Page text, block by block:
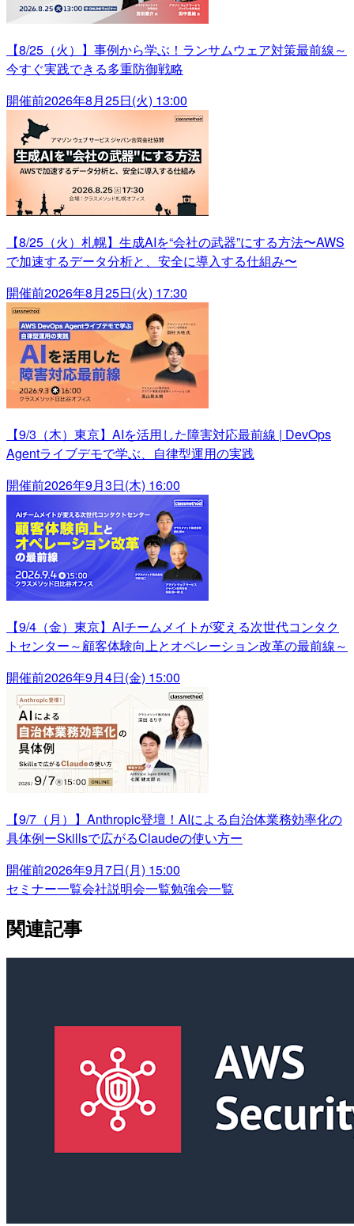
【8/25（火）】事例から学ぶ！ランサムウェア対策最前線～
今すぐ実践できる多重防御戦略
開催前2026年8月25日(火) 13:00
【8/25（火）札幌】生成AIを“会社の武器”にする方法〜AWS
で加速するデータ分析と、安全に導入する仕組み〜
開催前2026年8月25日(火) 17:30
【9/3（木）東京】AIを活用した障害対応最前線 | DevOps
Agentライブデモで学ぶ、自律型運用の実践
開催前2026年9月3日(木) 16:00
【9/4（金）東京】AIチームメイトが変える次世代コンタク
トセンター～顧客体験向上とオペレーション改革の最前線～
開催前2026年9月4日(金) 15:00
【9/7（月）】Anthropic登壇！AIによる自治体業務効率化の
具体例ーSkillsで広がるClaudeの使い方ー
開催前2026年9月7日(月) 15:00
セミナー一覧会社説明会一覧勉強会一覧
関連記事